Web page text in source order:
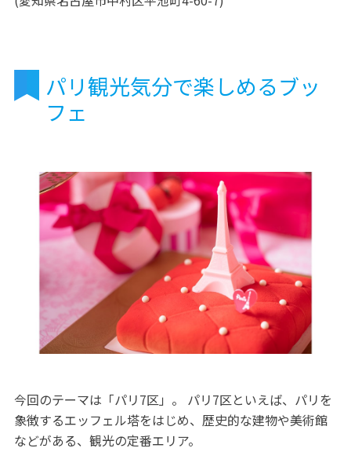
パリ観光気分で楽しめるブッ
フェ
今回のテーマは「パリ7区」。 パリ7区といえば、パリを
象徴するエッフェル塔をはじめ、歴史的な建物や美術館
などがある、観光の定番エリア。